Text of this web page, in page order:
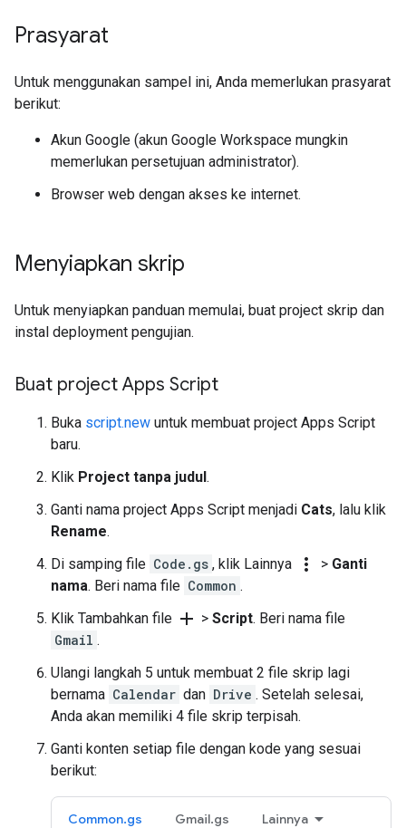
Prasyarat
Untuk menggunakan sampel ini, Anda memerlukan prasyarat
berikut:
Akun Google (akun Google Workspace mungkin
memerlukan persetujuan administrator).
Browser web dengan akses ke internet.
Menyiapkan skrip
Untuk menyiapkan panduan memulai, buat project skrip dan
instal deployment pengujian.
Buat project Apps Script
Buka script.new untuk membuat project Apps Script
baru.
Klik Project tanpa judul.
Ganti nama project Apps Script menjadi Cats, lalu klik
Rename.
Di samping file Code.gs , klik Lainnya more_vert > Ganti
nama. Beri nama file Common .
Klik Tambahkan file add > Script. Beri nama file
Gmail .
Ulangi langkah 5 untuk membuat 2 file skrip lagi
bernama Calendar dan Drive . Setelah selesai,
Anda akan memiliki 4 file skrip terpisah.
Ganti konten setiap file dengan kode yang sesuai
berikut:
Common.gs Gmail.gs Lainnya